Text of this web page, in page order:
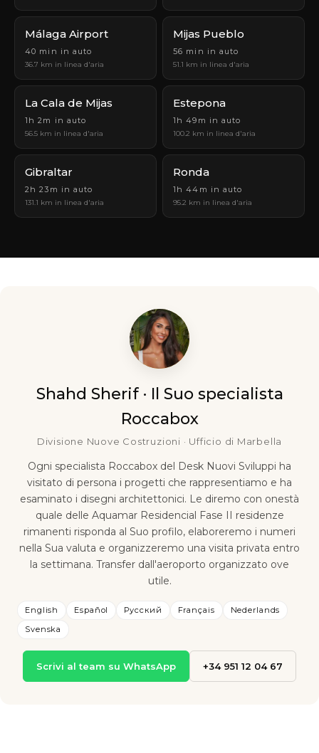
Málaga Airport
40 min in auto
36.7 km in linea d'aria
Mijas Pueblo
56 min in auto
51.1 km in linea d'aria
La Cala de Mijas
1h 2m in auto
56.5 km in linea d'aria
Estepona
1h 49m in auto
100.2 km in linea d'aria
Gibraltar
2h 23m in auto
131.1 km in linea d'aria
Ronda
1h 44m in auto
95.2 km in linea d'aria
Shahd Sherif · Il Suo specialista
Roccabox
Divisione Nuove Costruzioni · Ufficio di Marbella
Ogni specialista Roccabox del Desk Nuovi Sviluppi ha
visitato di persona i progetti che rappresentiamo e ha
esaminato i disegni architettonici. Le diremo con onestà
quale delle Aquamar Residencial Fase II residenze
rimanenti risponda al Suo profilo, elaboreremo i numeri
nella Sua valuta e organizzeremo una visita privata entro
la settimana. Transfer dall'aeroporto organizzato ove
utile.
English Español Русский Français
Nederlands
Svenska
Scrivi al team su WhatsApp +34 951 12 04 67